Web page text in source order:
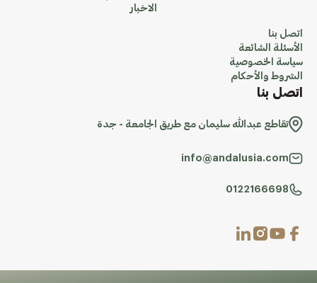
الاخبار
اتصل بنا
الأسئلة الشائعة
سياسة الخصوصية
الشروط والأحكام
اتصل بنا
تقاطع عبدالله سليمان مع طريق الجامعة - جدة
info@andalusia.com
0122166698